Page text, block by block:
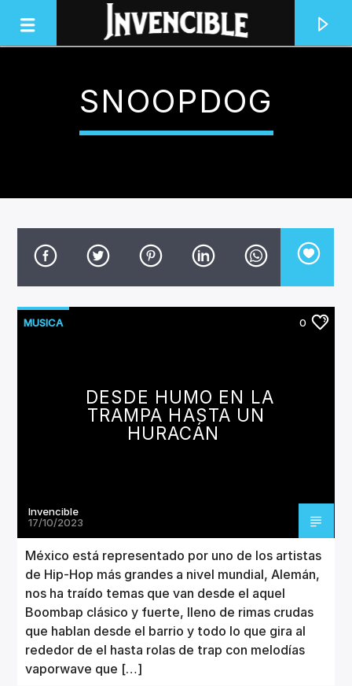
INVENCIBLE RADIO
JUNTOS SOMOS INVENCIBLES
Invencible Radio
SNOOPDOG
MUSICA 0
DESDE HUMO EN LA
TRAMPA HASTA UN
HURACÁN
Invencible
17/10/2023
México está representado por uno de los artistas
de Hip-Hop más grandes a nivel mundial, Alemán,
nos ha traído temas que van desde el aquel
Boombap clásico y fuerte, lleno de rimas crudas
que hablan desde el barrio y todo lo que gira al
rededor de el hasta rolas de trap con melodías
vaporwave que […]